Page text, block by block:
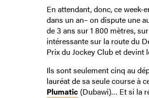
En attendant, donc, ce
dans un an– on dispute une
de 3 ans sur 1 800 mètres,
intéressante sur la route du
Prix du Jockey Club et
Ils sont seulement cinq au
lauréat de sa seule course à
Plumatic (Dubawi)… Et si la